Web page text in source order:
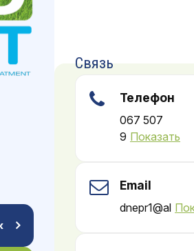
Связь
Телефон
067 507
9 Показать
Email
dnepr1@al